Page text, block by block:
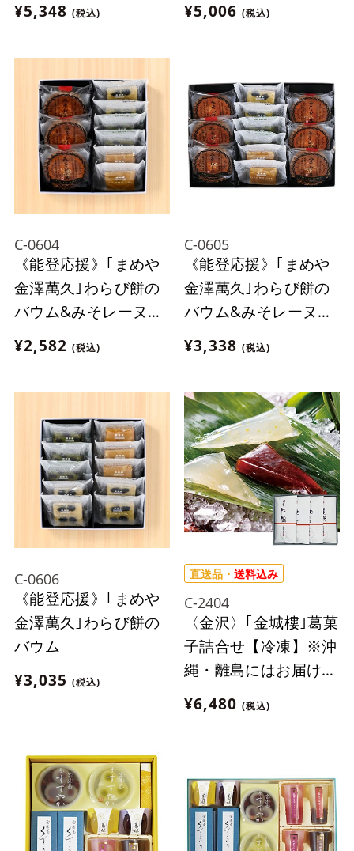
¥5,348 (税込)
¥5,006 (税込)
C-0604
《能登応援》｢まめや
金澤萬久｣わらび餅の
バウム&みそレーヌセ
ット
¥2,582 (税込)
C-0605
《能登応援》｢まめや
金澤萬久｣わらび餅の
バウム&みそレーヌセ
ット
¥3,338 (税込)
C-0606
《能登応援》｢まめや
金澤萬久｣わらび餅の
バウム
¥3,035 (税込)
直送品・ 送料込み
C-2404
〈金沢〉｢金城樓｣葛菓
子詰合せ【冷凍】※沖
縄・離島にはお届け出
来ません。
¥6,480 (税込)